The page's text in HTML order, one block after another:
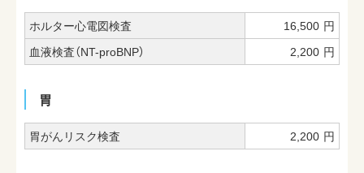
ホルター心電図検査 16,500 円
血液検査（NT-proBNP）
2,200 円
胃
胃がんリスク検査 2,200 円